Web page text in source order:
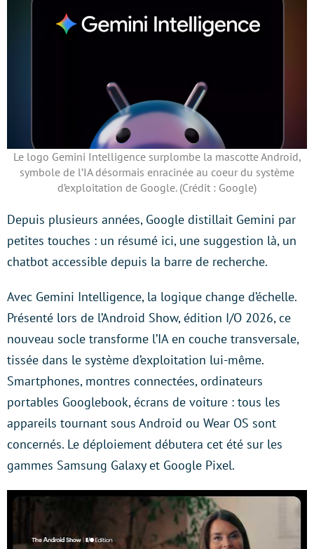
Le logo Gemini Intelligence surplombe la mascotte Android,
symbole de l’IA désormais enracinée au coeur du système
d’exploitation de Google. (Crédit : Google)
Depuis plusieurs années, Google distillait Gemini par
petites touches : un résumé ici, une suggestion là, un
chatbot accessible depuis la barre de recherche.
Avec Gemini Intelligence, la logique change d’échelle.
Présenté lors de l’Android Show, édition I/O 2026, ce
nouveau socle transforme l’IA en couche transversale,
tissée dans le système d’exploitation lui-même.
Smartphones, montres connectées, ordinateurs
portables Googlebook, écrans de voiture : tous les
appareils tournant sous Android ou Wear OS sont
concernés. Le déploiement débutera cet été sur les
gammes Samsung Galaxy et Google Pixel.